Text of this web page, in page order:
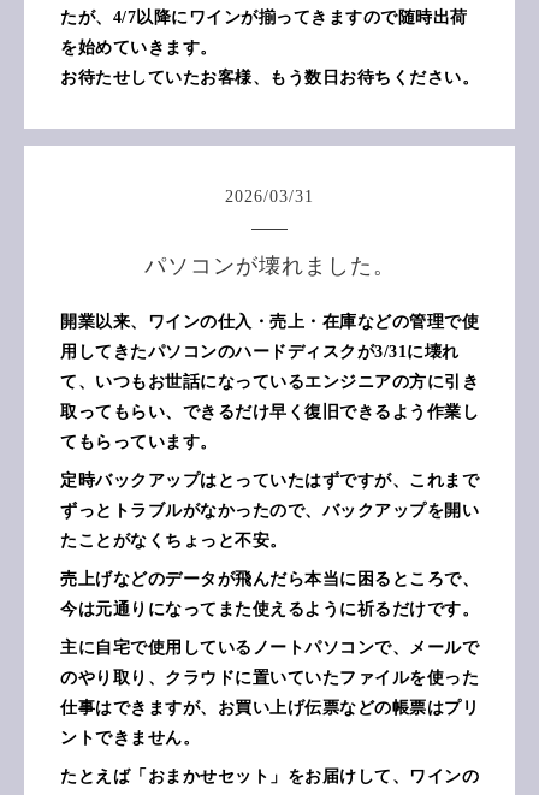
たが、4/7以降にワインが揃ってきますので随時出荷
を始めていきます。
お待たせしていたお客様、もう数日お待ちください。
2026/03/31
パソコンが壊れました。
開業以来、ワインの仕入・売上・在庫などの管理で使
用してきたパソコンのハードディスクが3/31に壊れ
て、いつもお世話になっているエンジニアの方に引き
取ってもらい、できるだけ早く復旧できるよう作業し
てもらっています。
定時バックアップはとっていたはずですが、これまで
ずっとトラブルがなかったので、バックアップを開い
たことがなくちょっと不安。
売上げなどのデータが飛んだら本当に困るところで、
今は元通りになってまた使えるように祈るだけです。
主に自宅で使用しているノートパソコンで、メールで
のやり取り、クラウドに置いていたファイルを使った
仕事はできますが、お買い上げ伝票などの帳票はプリ
ントできません。
たとえば「おまかせセット」をお届けして、ワインの